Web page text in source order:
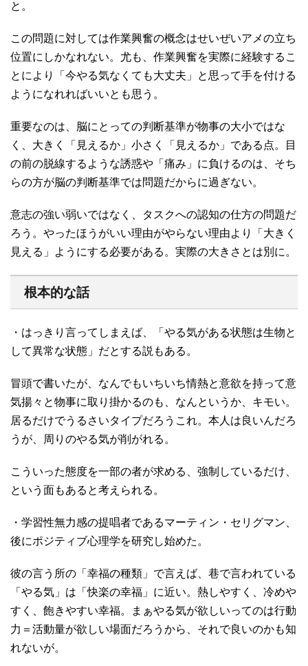
と。
この問題に対しては作業興奮の概念はせいぜいアメの立ち
位置にしかなれない。尤も、作業興奮を実際に経験するこ
とにより「今やる気なくても大丈夫」と思って手を付ける
ようになれればいいとも思う。
重要なのは、脳にとっての判断基準が物事の大小ではな
く、大きく「見えるか」小さく「見えるか」である点。目
の前の脱線するような誘惑や「痛み」に負けるのは、そち
らの方が脳の判断基準では問題だからに過ぎない。
意志の強い弱いではなく、タスクへの認知の仕方の問題だ
ろう。やったほうがいい理由がやらない理由より「大きく
見える」ようにする必要がある。実際の大きさとは別に。
根本的な話
・はっきり言ってしまえば、「やる気がある状態は生物と
して異常な状態」だとする説もある。
冒頭で書いたが、なんでもいちいち情熱と意欲を持って意
気揚々と物事に取り掛かるのも、なんというか、キモい。
居るだけでうるさいタイプだろうこれ。本人は良いんだろ
うが、周りのやる気が削がれる。
こういった態度を一部の者が求める、強制しているだけ、
という面もあると考えられる。
・学習性無力感の提唱者であるマーティン・セリグマン、
後にポジティブ心理学を研究し始めた。
彼の言う所の「幸福の種類」で言えば、巷で言われている
「やる気」は「快楽の幸福」に近い。熱しやすく、冷めや
すく、飽きやすい幸福。まぁやる気が欲しいってのは行動
力＝活動量が欲しい場面だろうから、それで良いのかも知
れないが。